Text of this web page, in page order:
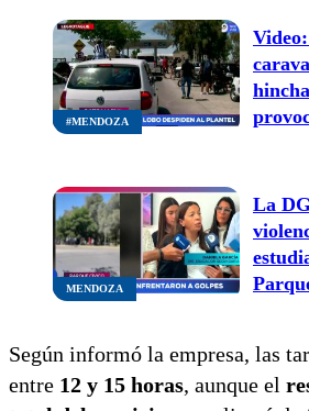
#MENDOZA
MENDOZA
La
Según informó la empresa, las
entre 12 y 15 horas, aunque el